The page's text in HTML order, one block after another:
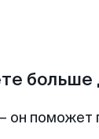
он поможет